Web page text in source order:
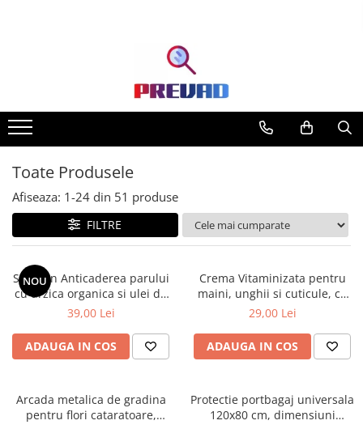
Toate Produsele
Afiseaza: 1-24 din 51 produse
FILTRE
NOU
Sampon Anticaderea parului
cu urzica organica si ulei de
ricin Cosmeplant, 1000 ml
39,00 Lei
ADAUGA IN COS
Crema Vitaminizata pentru
maini, unghii si cuticule, cu
extracte de fructe de padure
29,00 Lei
ADAUGA IN COS
Arcada metalica de gradina
pentru flori cataratoare,
Protectie portbagaj universala
120x80 cm, dimensiuni